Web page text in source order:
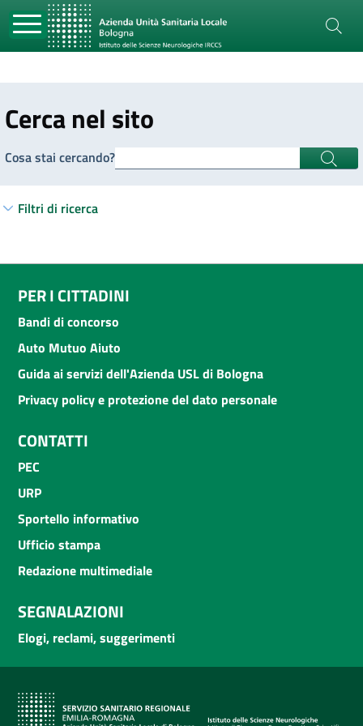
Cerca nel sito
Cosa stai cercando?
Filtri di ricerca
PER I CITTADINI
Bandi di concorso
Auto Mutuo Aiuto
Guida ai servizi dell'Azienda USL di Bologna
Privacy policy e protezione del dato personale
CONTATTI
PEC
URP
Sportello informativo
Ufficio stampa
Redazione multimediale
SEGNALAZIONI
Elogi, reclami, suggerimenti